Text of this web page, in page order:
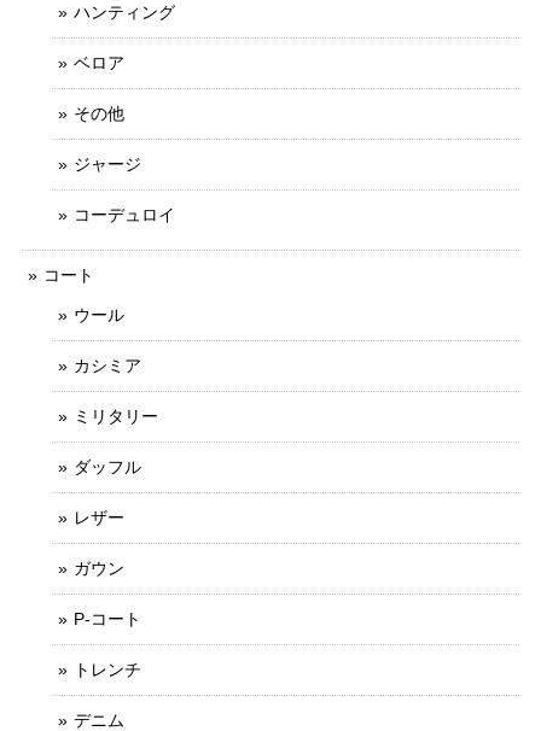
ハンティング
ベロア
その他
ジャージ
コーデュロイ
コート
ウール
カシミア
ミリタリー
ダッフル
レザー
ガウン
P-コート
トレンチ
デニム